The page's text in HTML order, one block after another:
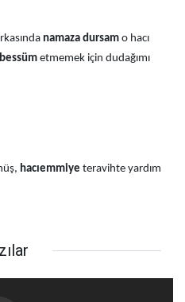
namaza dursam o hacı
etmemek için dudağımı
hacıemmiye teravihte yardım